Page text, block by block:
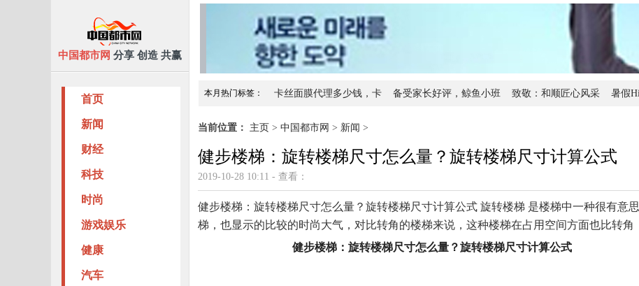
中国都市网 分享 创造 共赢
首页
新闻
财经
科技
时尚
游戏娱乐
健康
汽车
本月热门标签： 卡丝面膜代理多少钱，卡 备受家长好评，鲸鱼小班 致敬：和顺匠心风采 暑假
当前位置：
主页 > 中国都市网 > 新闻 >
健步楼梯：旋转楼梯尺寸怎么量？旋转楼梯尺寸计算公式
2019-10-28 10:11 - 查看：
健步楼梯：旋转楼梯尺寸怎么量？旋转楼梯尺寸计算公式 旋转楼梯 是楼梯中一种很有意
梯，也显示的比较的时尚大气，对比转角的楼梯来说，这种楼梯在占用空间方面也比转角
健步楼梯：旋转楼梯尺寸怎么量？旋转楼梯尺寸计算公式